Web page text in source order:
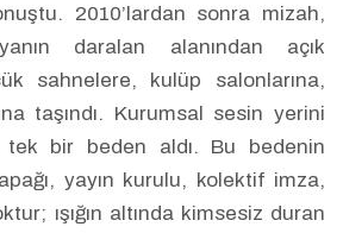
2010’lardan sonra mizah,
daralan alanından açık
sahnelere, kulüp salonlarına,
taşındı. Kurumsal sesin yerini
tek bir beden aldı. Bu bedenin
yayın kurulu, kolektif imza,
ışığın altında kimsesiz duran